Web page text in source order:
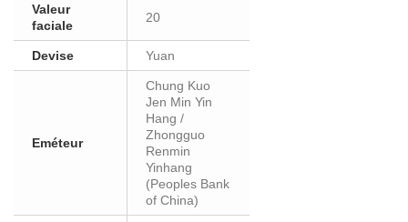
Valeur
faciale
20
Devise Yuan
Eméteur
Chung Kuo
Jen Min Yin
Hang /
Zhongguo
Renmin
Yinhang
(Peoples Bank
of China)